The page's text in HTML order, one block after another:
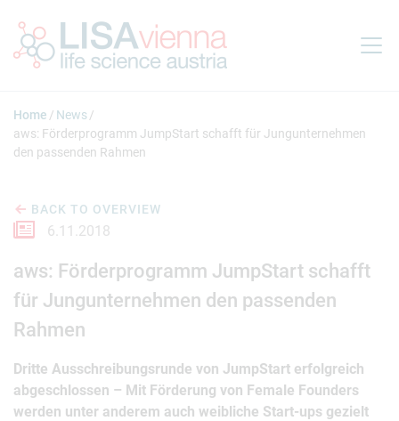
Home
News
aws: Förderprogramm JumpStart schafft für Jungunternehmen
den passenden Rahmen
BACK TO OVERVIEW
6.11.2018
aws: Förderprogramm JumpStart schafft
für Jungunternehmen den passenden
Rahmen
Dritte Ausschreibungsrunde von JumpStart erfolgreich
abgeschlossen – Mit Förderung von Female Founders
werden unter anderem auch weibliche Start-ups gezielt